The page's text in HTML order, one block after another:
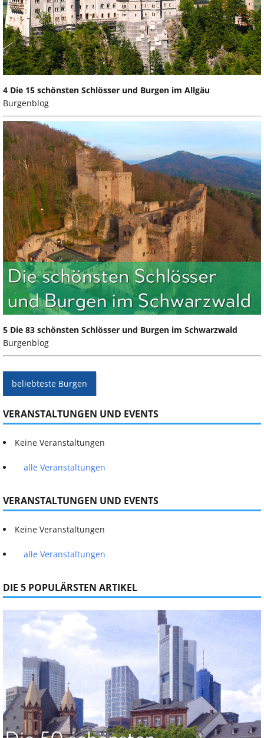
4 Die 15 schönsten Schlösser und Burgen im Allgäu
Burgenblog
5 Die 83 schönsten Schlösser und Burgen im Schwarzwald
Burgenblog
beliebteste Burgen
VERANSTALTUNGEN UND EVENTS
Keine Veranstaltungen
alle Veranstaltungen
VERANSTALTUNGEN UND EVENTS
Keine Veranstaltungen
alle Veranstaltungen
DIE 5 POPULÄRSTEN ARTIKEL